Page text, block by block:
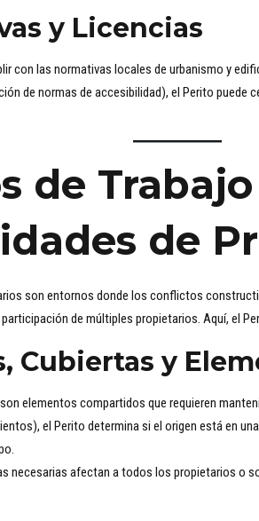
y Licencias
con las normativas locales de urbanismo y
de normas de accesibilidad), el Perito puede
de
de
son entornos donde los conflictos
de múltiples propietarios. Aquí, el
Cubiertas y
elementos compartidos que requieren
el Perito determina si el origen está en
necesarias afectan a todos los propietarios o